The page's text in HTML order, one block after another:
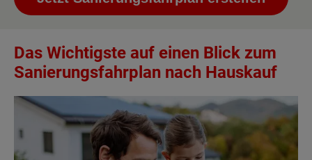
Das Wichtigste auf einen Blick zum
Sanierungsfahrplan nach Hauskauf